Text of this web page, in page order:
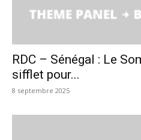
RDC – Sénégal : Le
sifflet pour...
8 septembre 2025